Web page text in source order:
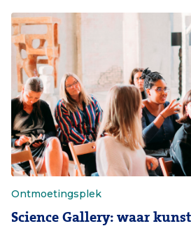
Ontmoetingsplek
Science Gallery: waar